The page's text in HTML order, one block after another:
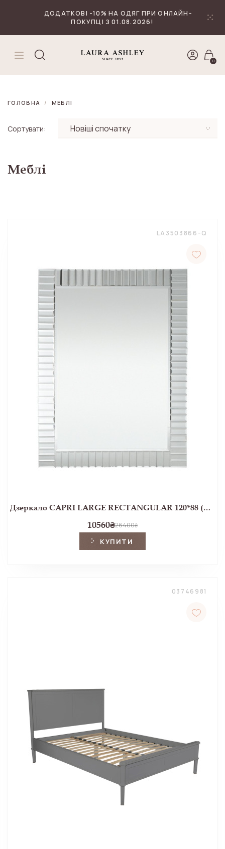
ДОДАТКОВІ -10% НА ОДЯГ ПРИ ОНЛАЙН-
ПОКУПЦІ З 01.08.2026!
0
ГОЛОВНА МЕБЛІ
Сортувати:
Меблі
LA3503866-Q
Дзеркало CAPRI LARGE RECTANGULAR 120*88 (Mirrored)
10560₴26400₴
КУПИТИ
03746981